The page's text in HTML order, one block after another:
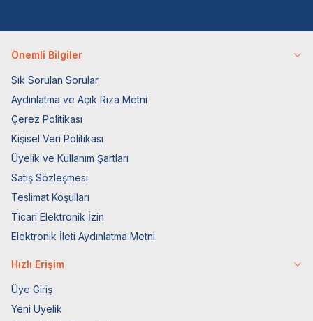
Önemli Bilgiler
Sık Sorulan Sorular
Aydınlatma ve Açık Rıza Metni
Çerez Politikası
Kişisel Veri Politikası
Üyelik ve Kullanım Şartları
Satış Sözleşmesi
Teslimat Koşulları
Ticari Elektronik İzin
Elektronik İleti Aydınlatma Metni
Hızlı Erişim
Üye Giriş
Yeni Üyelik